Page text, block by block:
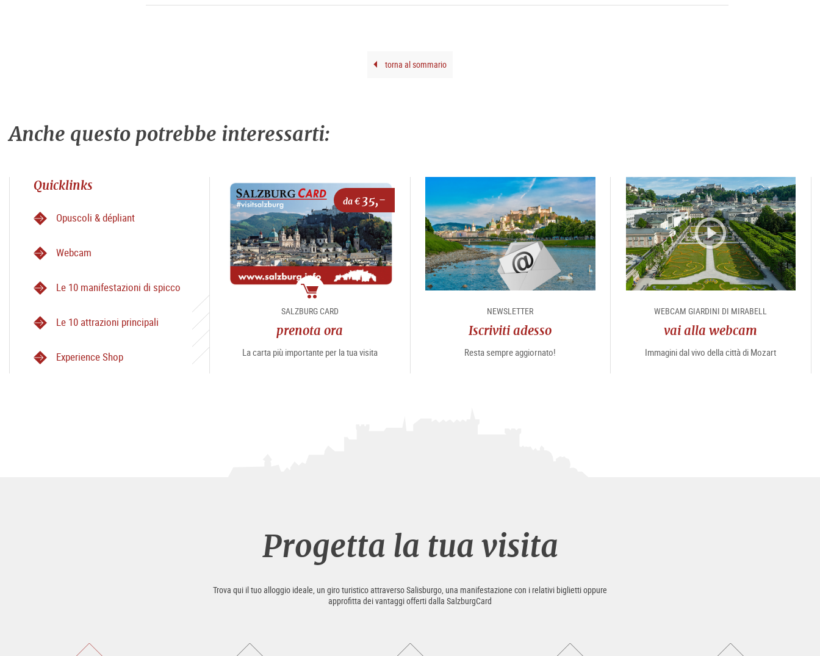
torna al sommario
Anche questo potrebbe interessarti:
Quicklinks
Opuscoli & dépliant
Webcam
Le 10 manifestazioni di spicco
Le 10 attrazioni principali
Experience Shop
da €35,-
Pacchetto
SALZBURG CARD
prenota ora
La carta più importante per la tua visita
NEWSLETTER
Iscriviti adesso
Resta sempre aggiornato!
WEBCAM GIARDINI DI MIRABELL
vai alla webcam
Immagini dal vivo della città di Mozart
Progetta la tua visita
Trova qui il tuo alloggio ideale, un giro turistico attraverso Salisburgo, una manifestazione con i relativi biglietti oppure
approfitta dei vantaggi offerti dalla SalzburgCard